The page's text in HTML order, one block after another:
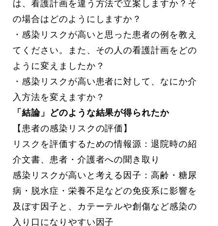
は、看護計画を違う方法で立案しますか？そ
の場合はどのようにしますか？
・感染リスクが高いと思った患者の例を教え
てください。また、その人の看護計画をどの
ように変えましたか？
・感染リスクが高い患者に対して、なにか介
入方法を変えますか？
「結論」どのような結果が得られたか
【患者の感染リスクの評価】
リスクを評価するための情報源：退院時の紹
介文書、患者・介護者への聞き取り
感染リスクが高いと考える因子：高齢・糖尿
病・脱水症・栄養不足などの免疫系に影響を
及ぼす因子と、カテーテルや創傷など感染の
入り口になりやすい因子